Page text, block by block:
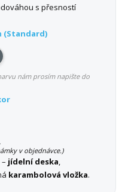
s přesností
(Standard)
nám prosím napište do
v objednávce.)
– jídelní deska,
karambolová vložka.